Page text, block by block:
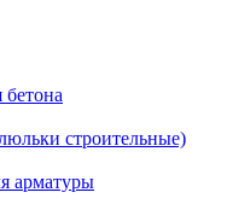
строительные)
арматуры